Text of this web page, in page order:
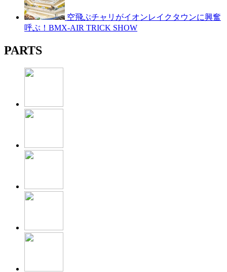
空飛ぶチャリがイオンレイクタウンに興奮
呼ぶ！BMX-AIR TRICK SHOW
PARTS